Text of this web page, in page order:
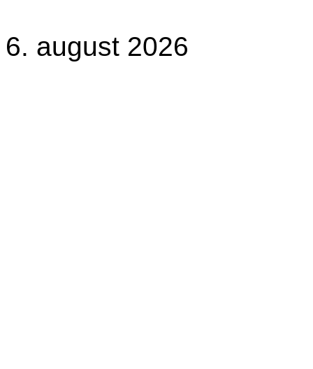
6. august 2026